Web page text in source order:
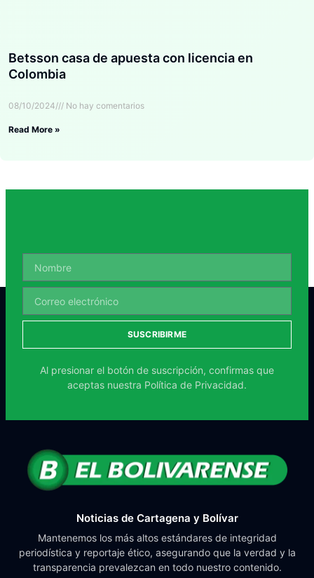
Betsson casa de apuesta con licencia en
Colombia
08/10/2024 No hay comentarios
Read More »
SUSCRIBIRME
Al presionar el botón de suscripción, confirmas que
aceptas nuestra Política de Privacidad.
Noticias de Cartagena y Bolívar
Mantenemos los más altos estándares de integridad
periodística y reportaje ético, asegurando que la verdad y la
transparencia prevalezcan en todo nuestro contenido.